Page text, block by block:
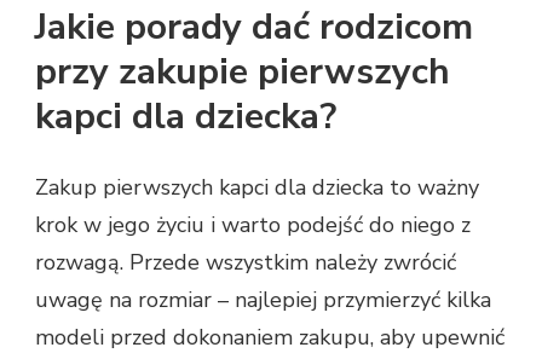
Jakie porady dać rodzicom
przy zakupie pierwszych
kapci dla dziecka?
Zakup pierwszych kapci dla dziecka to ważny
krok w jego życiu i warto podejść do niego z
rozwagą. Przede wszystkim należy zwrócić
uwagę na rozmiar – najlepiej przymierzyć kilka
modeli przed dokonaniem zakupu, aby upewnić